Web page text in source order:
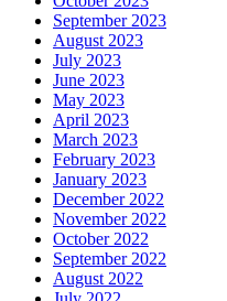
September 2023
August 2023
July 2023
June 2023
May 2023
April 2023
March 2023
February 2023
January 2023
December 2022
November 2022
October 2022
September 2022
August 2022